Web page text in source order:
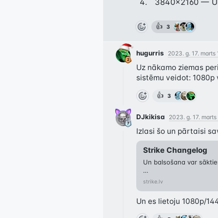
3840x2160 —
👍 3
hugurris 2023. g. 17. marts
Uz nākamo ziemas
sistēmu veidot: 1080p
👍 3
DJkikisa 2023. g. 17. marts
Strike Changelog
Un balsošana var
Šorīt publiski palaidu
apkopotas ērti
strike.lv
Un es lietoju 1080p/